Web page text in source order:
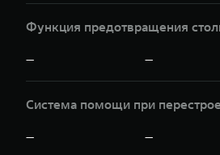
Функция предотвращения
— —
Система помощи при
— —